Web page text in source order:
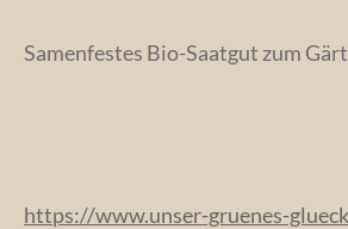
Samenfestes Bio-Saatgut zum
https://www.unser-gruenes-